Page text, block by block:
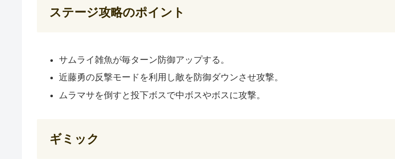
ステージ攻略のポイント
サムライ雑魚が毎ターン防御アップする。
近藤勇の反撃モードを利用し敵を防御ダウンさせ攻撃。
ムラマサを倒すと投下ボスで中ボスやボスに攻撃。
ギミック